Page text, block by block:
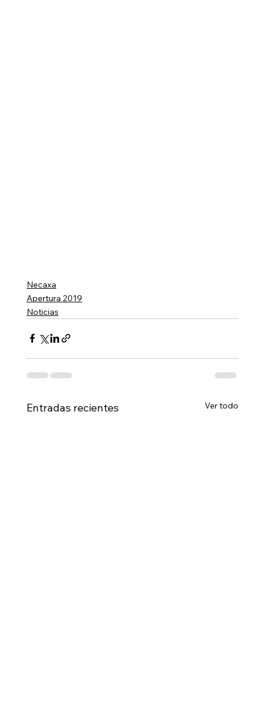
Necaxa
Apertura 2019
Noticias
Entradas recientes Ver todo